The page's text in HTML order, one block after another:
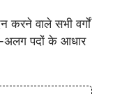
करने वाले सभी वर्गों
अलग पदों के आधार